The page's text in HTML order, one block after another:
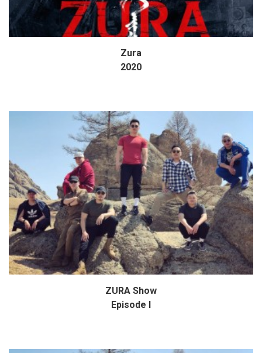
Zura
2020
ZURA Show
Episode I